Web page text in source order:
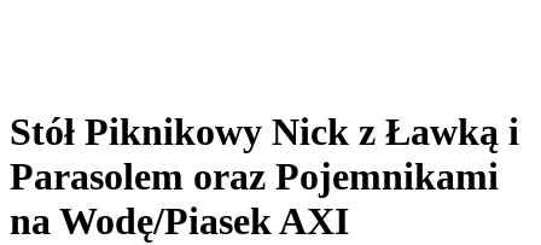
Stół Piknikowy Nick z Ławką i
Parasolem oraz Pojemnikami
na Wodę/Piasek AXI